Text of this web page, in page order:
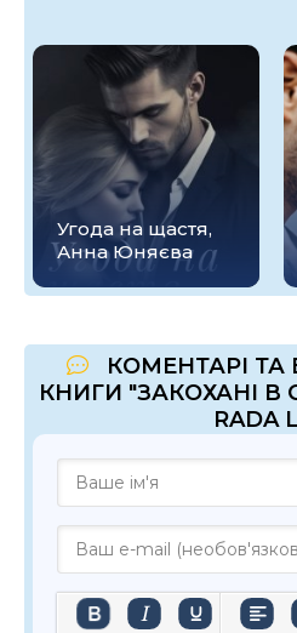
Угода на щастя,
Анна Юняєва
КОМЕНТАРІ ТА
КНИГИ "ЗАКОХАНІ В
RADA